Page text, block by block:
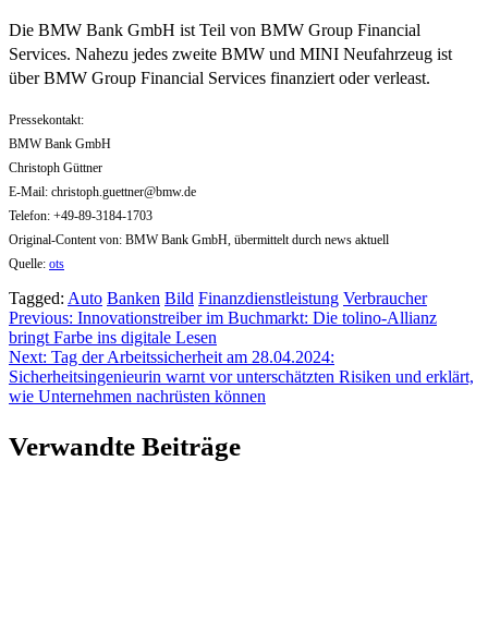
Die BMW Bank GmbH ist Teil von BMW Group Financial
Services. Nahezu jedes zweite BMW und MINI Neufahrzeug ist
über BMW Group Financial Services finanziert oder verleast.
Pressekontakt:
BMW Bank GmbH
Christoph Güttner
E-Mail: christoph.guettner@bmw.de
Telefon: +49-89-3184-1703
Original-Content von: BMW Bank GmbH, übermittelt durch news aktuell
Quelle: ots
Tagged: Auto Banken Bild Finanzdienstleistung Verbraucher
Beitragsnavigation
Previous: Innovationstreiber im Buchmarkt: Die tolino-Allianz
bringt Farbe ins digitale Lesen
Next: Tag der Arbeitssicherheit am 28.04.2024:
Sicherheitsingenieurin warnt vor unterschätzten Risiken und erklärt,
wie Unternehmen nachrüsten können
Verwandte Beiträge